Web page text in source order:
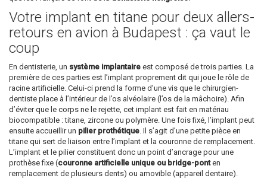
Votre implant en titane pour deux allers-
retours en avion à Budapest : ça vaut le
coup
En dentisterie, un système implantaire est composé de trois parties. La
première de ces parties est l’implant proprement dit qui joue le rôle de
racine artificielle. Celui-ci prend la forme d’une vis que le chirurgien-
dentiste place à l’intérieur de l’os alvéolaire (l’os de la mâchoire). Afin
d’éviter que le corps ne le rejette, cet implant est fait en matériau
biocompatible : titane, zircone ou polymère. Une fois fixé, l’implant peut
ensuite accueillir un pilier prothétique. Il s’agit d’une petite pièce en
titane qui sert de liaison entre l’implant et la couronne de remplacement.
L’implant et le pilier constituent donc un point d’ancrage pour une
prothèse fixe (couronne artificielle unique ou bridge-ponten
remplacement de plusieurs dents) ou amovible (appareil dentaire).